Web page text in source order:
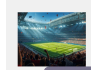
Adaugă
aici textul
pentru
subtitlu